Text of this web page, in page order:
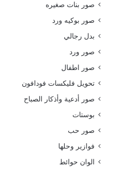
صور بنات صغيره
صور بوكيه ورد
بدل رجالي
صور ورد
صور اطفال
تحويل فليكسات فودافون
صور أدعية وأذكار الصباح
بوستات
صور حب
فوازير وحلها
الوان حوائط